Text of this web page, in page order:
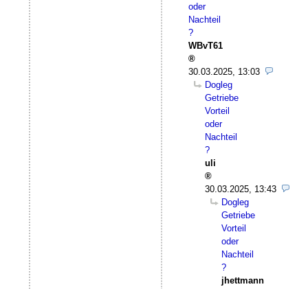
oder
Nachteil
?
WBvT61
30.03.2025, 13:03
Dogleg
Getriebe
Vorteil
oder
Nachteil
?
uli
30.03.2025, 13:43
Dogleg
Getriebe
Vorteil
oder
Nachteil
?
jhettmann